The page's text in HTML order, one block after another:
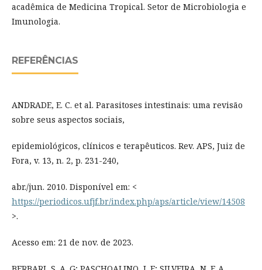
acadêmica de Medicina Tropical. Setor de Microbiologia e
Imunologia.
REFERÊNCIAS
ANDRADE, E. C. et al. Parasitoses intestinais: uma revisão
sobre seus aspectos sociais,
epidemiológicos, clínicos e terapêuticos. Rev. APS, Juiz de
Fora, v. 13, n. 2, p. 231-240,
abr./jun. 2010. Disponível em: <
https://periodicos.ufjf.br/index.php/aps/article/view/14508
>.
Acesso em: 21 de nov. de 2023.